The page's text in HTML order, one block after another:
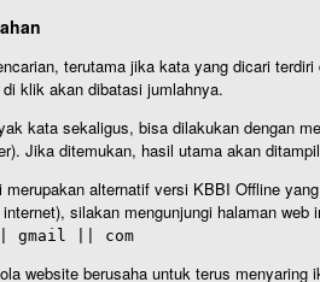
terutama jika kata yang dicari
klik akan dibatasi jumlahnya.
kata sekaligus, bisa dilakukan dengan
Jika ditemukan, hasil utama akan
merupakan alternatif versi KBBI Offline
silakan mengunjungi halaman web
gmail || com
website berusaha untuk terus